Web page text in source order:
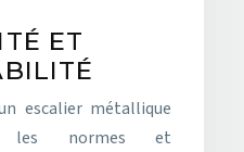
ET
escalier métallique
les normes et